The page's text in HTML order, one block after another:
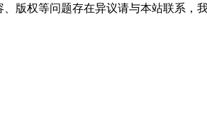
版权等问题存在异议请与本站联系，